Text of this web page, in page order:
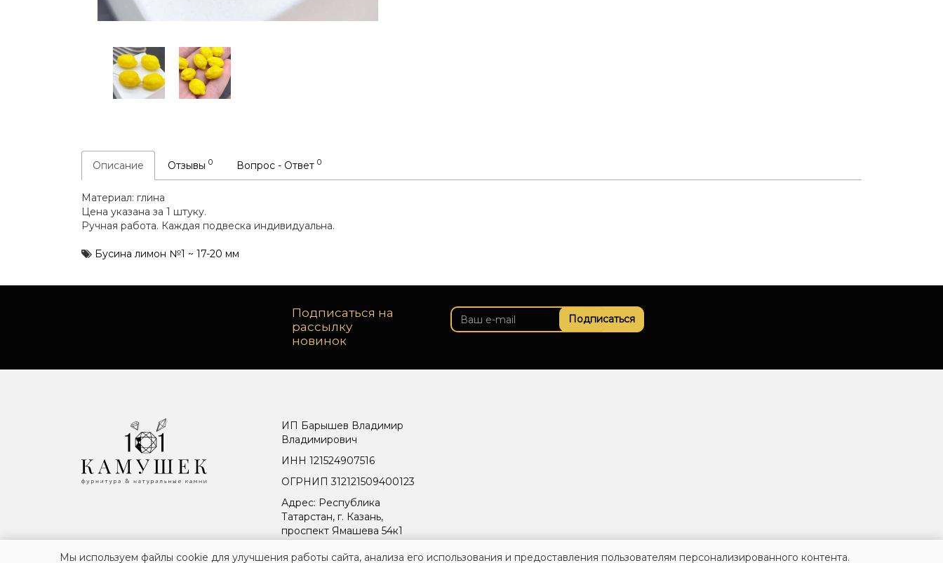
Описание Отзывы 0 Вопрос - Ответ 0
Материал: глина
Цена указана за 1 штуку.
Ручная работа. Каждая подвеска индивидуальна.
Бусина лимон №1 ~ 17-20 мм
Подписаться на
рассылку
новинок
Подписаться
ИП Барышев Владимир
Владимирович
ИНН 121524907516
ОГРНИП 312121509400123
Адрес: Республика
Татарстан, г. Казань,
проспект Ямашева 54к1
Мы используем файлы cookie для улучшения работы сайта, анализа его использования и предоставления пользователям персонализированного контента.